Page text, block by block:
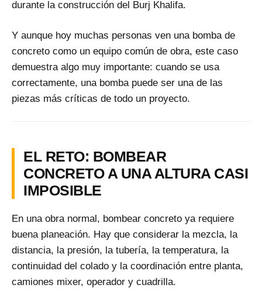
durante la construcción del Burj Khalifa.
Y aunque hoy muchas personas ven una bomba de
concreto como un equipo común de obra, este caso
demuestra algo muy importante: cuando se usa
correctamente, una bomba puede ser una de las
piezas más críticas de todo un proyecto.
EL RETO: BOMBEAR
CONCRETO A UNA ALTURA CASI
IMPOSIBLE
En una obra normal, bombear concreto ya requiere
buena planeación. Hay que considerar la mezcla, la
distancia, la presión, la tubería, la temperatura, la
continuidad del colado y la coordinación entre planta,
camiones mixer, operador y cuadrilla.